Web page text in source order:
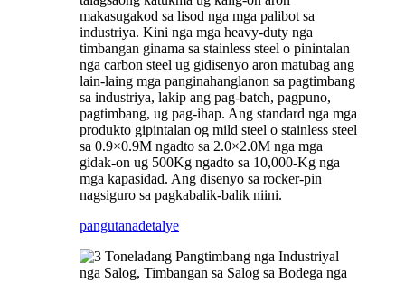
makasugakod sa lisod nga mga palibot sa
industriya. Kini nga mga heavy-duty nga
timbangan ginama sa stainless steel o pinintalan
nga carbon steel ug gidisenyo aron matubag ang
lain-laing mga panginahanglanon sa pagtimbang
sa industriya, lakip ang pag-batch, pagpuno,
pagtimbang, ug pag-ihap. Ang standard nga mga
produkto gipintalan og mild steel o stainless steel
sa 0.9×0.9M ngadto sa 2.0×2.0M nga mga
gidak-on ug 500Kg ngadto sa 10,000-Kg nga
mga kapasidad. Ang disenyo sa rocker-pin
nagsiguro sa pagkabalik-balik niini.
pangutanadetalye